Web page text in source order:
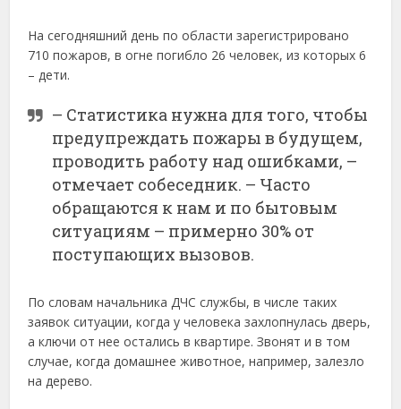
На сегодняшний день по области зарегистрировано
710 пожаров, в огне погибло 26 человек, из которых 6
– дети.
– Статистика нужна для того, чтобы
предупреждать пожары в будущем,
проводить работу над ошибками, –
отмечает собеседник. – Часто
обращаются к нам и по бытовым
ситуациям – примерно 30% от
поступающих вызовов.
По словам начальника ДЧС службы, в числе таких
заявок ситуации, когда у человека захлопнулась дверь,
а ключи от нее остались в квартире. Звонят и в том
случае, когда домашнее животное, например, залезло
на дерево.